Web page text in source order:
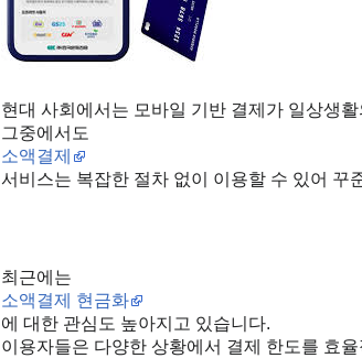
현대 사회에서는 모바일 기반 결제가 일상생
그중에서도
소액결제
서비스는 복잡한 절차 없이 이용할 수 있어 꾸
최근에는
소액결제 현금화
에 대한 관심도 높아지고 있습니다.
이용자들은 다양한 상황에서 결제 한도를 효